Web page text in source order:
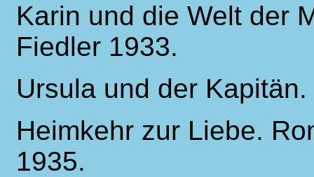
Karin und die Welt der
Fiedler 1933.
Ursula und der
Heimkehr zur Liebe.
1935.